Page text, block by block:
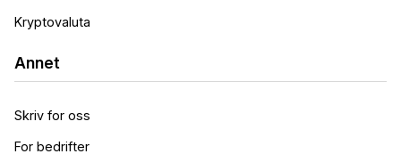
Kryptovaluta
Annet
Skriv for oss
For bedrifter